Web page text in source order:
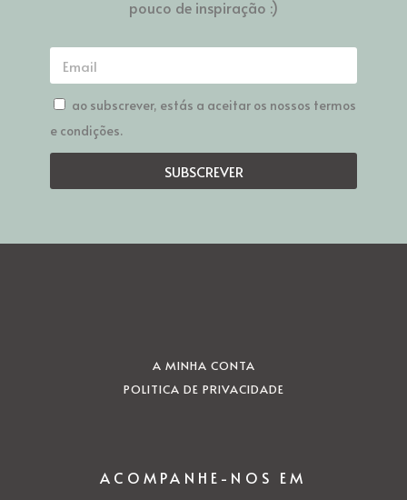
pouco de inspiração :)
ao subscrever, estás a aceitar os nossos termos
e condições.
SUBSCREVER
ACOMPANHE-NOS EM
A MINHA CONTA
POLITICA DE PRIVACIDADE